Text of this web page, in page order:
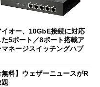
イオー、10GbE接続に対応
た5ポート／8ポート搭載ア
マネージスイッチングハブ
無料】ウェザーニュースがR